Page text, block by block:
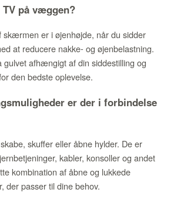
på væggen?
skærmen er i øjenhøjde, når du sidder
at reducere nakke- og øjenbelastning.
gulvet afhængigt af din siddestilling og
den bedste oplevelse.
er der i forbindelse
skuffer eller åbne hylder. De er
kabler, konsoller og andet
kombination af åbne og lukkede
der passer til dine behov.